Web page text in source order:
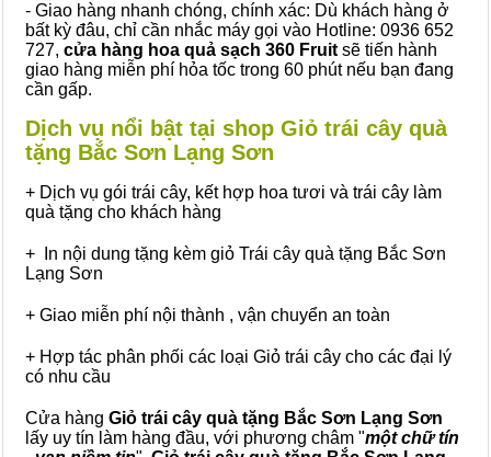
- Giao hàng nhanh chóng, chính xác: Dù khách hàng ở
bất kỳ đâu, chỉ cần nhắc máy gọi vào Hotline: 0936 652
727, cửa hàng hoa quả sạch 360 Fruit sẽ tiến hành
giao hàng miễn phí hỏa tốc trong 60 phút nếu bạn đang
cần gấp.
Dịch vụ nổi bật tại shop Giỏ trái cây quà
tặng Bắc Sơn Lạng Sơn
+ Dịch vụ gói trái cây, kết hợp hoa tươi và trái cây làm
quà tặng cho khách hàng
+ In nội dung tặng kèm giỏ Trái cây quà tặng Bắc Sơn
Lạng Sơn
+ Giao miễn phí nội thành , vận chuyển an toàn
+ Hợp tác phân phối các loại Giỏ trái cây cho các đại lý
có nhu cầu
Cửa hàng Giỏ trái cây quà tặng Bắc Sơn Lạng Sơn
lấy uy tín làm hàng đầu, với phương châm "một chữ tín